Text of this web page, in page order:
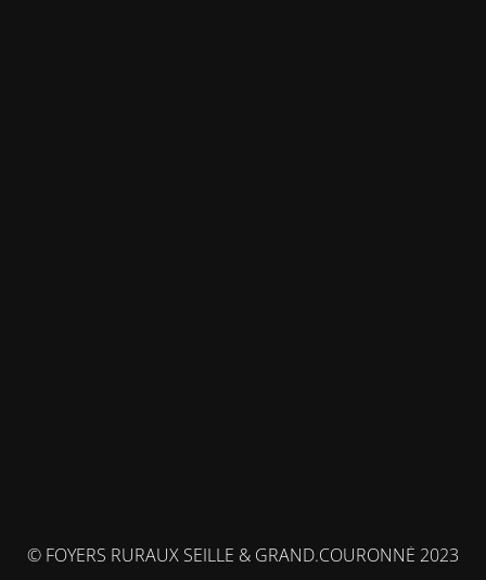
© FOYERS RURAUX SEILLE & GRAND.COURONNÉ 2023